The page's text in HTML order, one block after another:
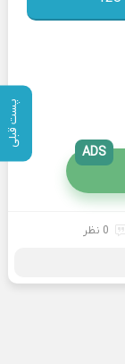
پست قبلی
ADS
0 نظر